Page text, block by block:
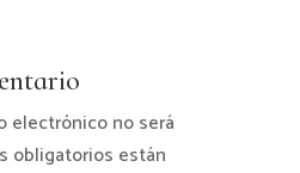
electrónico no será
obligatorios están